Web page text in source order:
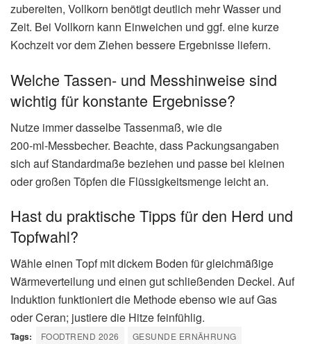
zubereiten, Vollkorn benötigt deutlich mehr Wasser und
Zeit. Bei Vollkorn kann Einweichen und ggf. eine kurze
Kochzeit vor dem Ziehen bessere Ergebnisse liefern.
Welche Tassen‑ und Messhinweise sind
wichtig für konstante Ergebnisse?
Nutze immer dasselbe Tassenmaß, wie die
200‑ml‑Messbecher. Beachte, dass Packungsangaben
sich auf Standardmaße beziehen und passe bei kleinen
oder großen Töpfen die Flüssigkeitsmenge leicht an.
Hast du praktische Tipps für den Herd und
Topfwahl?
Wähle einen Topf mit dickem Boden für gleichmäßige
Wärmeverteilung und einen gut schließenden Deckel. Auf
Induktion funktioniert die Methode ebenso wie auf Gas
oder Ceran; justiere die Hitze feinfühlig.
Tags: FOODTREND 2026
GESUNDE ERNÄHRUNG